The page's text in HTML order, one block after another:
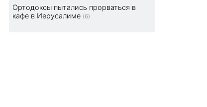
Ортодоксы пытались прорваться в
кафе в Иерусалиме (6)